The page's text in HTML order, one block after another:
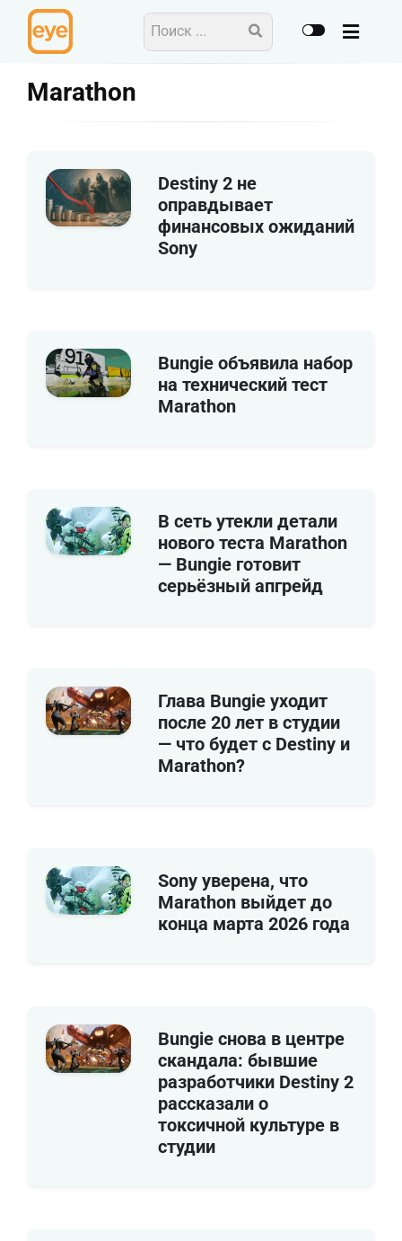
Marathon
Destiny 2 не
оправдывает
финансовых ожиданий
Sony
Bungie объявила набор
на технический тест
Marathon
В сеть утекли детали
нового теста Marathon
— Bungie готовит
серьёзный апгрейд
Глава Bungie уходит
после 20 лет в студии
— что будет с Destiny и
Marathon?
Sony уверена, что
Marathon выйдет до
конца марта 2026 года
Bungie снова в центре
скандала: бывшие
разработчики Destiny 2
рассказали о
токсичной культуре в
студии